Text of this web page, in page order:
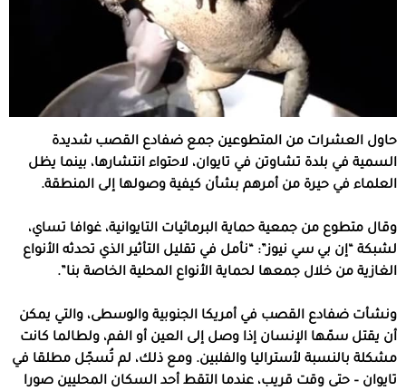
حاول العشرات من المتطوعين جمع ضفادع القصب شديدة
السمية في بلدة تشاوتن في تايوان، لاحتواء انتشارها، بينما يظل
العلماء في حيرة من أمرهم بشأن كيفية وصولها إلى المنطقة.
وقال متطوع من جمعية حماية البرمائيات التايوانية، غوافا تساي،
لشبكة “إن بي سي نيوز”: “نأمل في تقليل التأثير الذي تحدثه الأنواع
الغازية من خلال جمعها لحماية الأنواع المحلية الخاصة بنا”.
ونشأت ضفادع القصب في أمريكا الجنوبية والوسطى، والتي يمكن
أن يقتل سمّها الإنسان إذا وصل إلى العين أو الفم، ولطالما كانت
مشكلة بالنسبة لأستراليا والفلبين. ومع ذلك، لم تُسجّل مطلقا في
تايوان – حتى وقت قريب، عندما التقط أحد السكان المحليين صورا